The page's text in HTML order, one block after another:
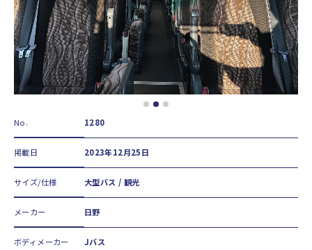
No. 1280
掲載日 2023年12月25日
サイズ/仕様 大型バス / 観光
メーカー 日野
ボディメーカー Jバス